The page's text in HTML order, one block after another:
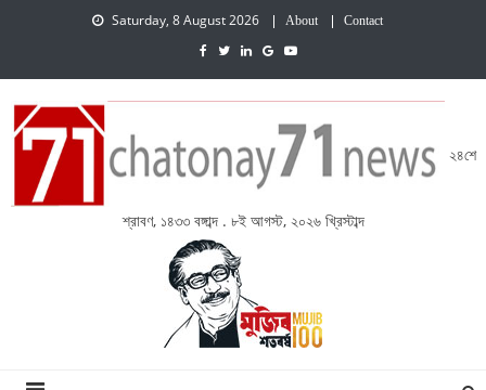
Saturday, 8 August 2026 About Contact
২৪শে
শ্রাবণ, ১৪৩৩ বঙ্গাব্দ . ৮ই আগস্ট, ২০২৬ খ্রিস্টাব্দ